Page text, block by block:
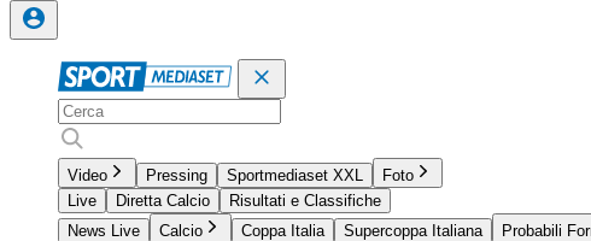
Video Pressing Sportmediaset XXL
Foto
Live
Diretta Calcio
Risultati e Classifiche
News Live
Calcio Coppa Italia Supercoppa Italiana Probabili